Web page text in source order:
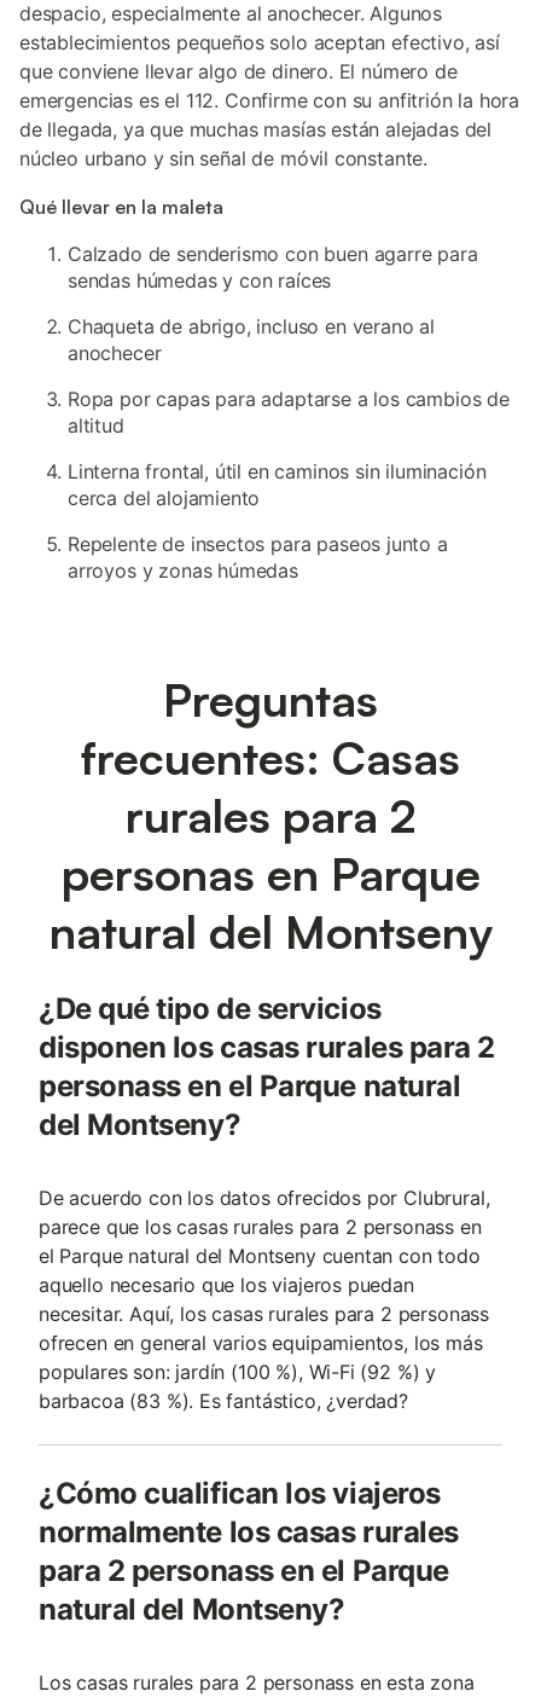
despacio, especialmente al anochecer. Algunos
establecimientos pequeños solo aceptan efectivo, así
que conviene llevar algo de dinero. El número de
emergencias es el 112. Confirme con su anfitrión la hora
de llegada, ya que muchas masías están alejadas del
núcleo urbano y sin señal de móvil constante.
Qué llevar en la maleta
Calzado de senderismo con buen agarre para
sendas húmedas y con raíces
Chaqueta de abrigo, incluso en verano al
anochecer
Ropa por capas para adaptarse a los cambios de
altitud
Linterna frontal, útil en caminos sin iluminación
cerca del alojamiento
Repelente de insectos para paseos junto a
arroyos y zonas húmedas
Preguntas
frecuentes: Casas
rurales para 2
personas en Parque
natural del Montseny
¿De qué tipo de servicios
disponen los casas rurales para 2
personass en el Parque natural
del Montseny?
De acuerdo con los datos ofrecidos por Clubrural,
parece que los casas rurales para 2 personass en
el Parque natural del Montseny cuentan con todo
aquello necesario que los viajeros puedan
necesitar. Aquí, los casas rurales para 2 personass
ofrecen en general varios equipamientos, los más
populares son: jardín (100 %), Wi-Fi (92 %) y
barbacoa (83 %). Es fantástico, ¿verdad?
¿Cómo cualifican los viajeros
normalmente los casas rurales
para 2 personass en el Parque
natural del Montseny?
Los casas rurales para 2 personass en esta zona